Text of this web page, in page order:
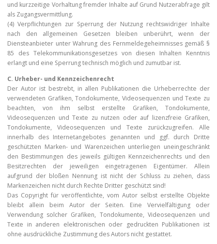
und kurzzeitige Vorhaltung fremder Inhalte auf Grund Nutzerabfrage gilt
als Zugangsvermittlung.
(4) Verpflichtungen zur Sperrung der Nutzung rechtswidriger Inhalte
nach den allgemeinen Gesetzen bleiben unberührt, wenn der
Diensteanbieter unter Wahrung des Fernmeldegeheimnisses gemäß §
85 des Telekommunikationsgesetzes von diesen Inhalten Kenntnis
erlangt und eine Sperrung technisch möglich und zumutbar ist.
C. Urheber- und Kennzeichenrecht
Der Autor ist bestrebt, in allen Publikationen die Urheberrechte der
verwendeten Grafiken, Tondokumente, Videosequenzen und Texte zu
beachten, von ihm selbst erstellte Grafiken, Tondokumente,
Videosequenzen und Texte zu nutzen oder auf lizenzfreie Grafiken,
Tondokumente, Videosequenzen und Texte zurückzugreifen. Alle
innerhalb des Internetangebotes genannten und ggf. durch Dritte
geschützten Marken- und Warenzeichen unterliegen uneingeschränkt
den Bestimmungen des jeweils gültigen Kennzeichenrechts und den
Besitzrechten der jeweiligen eingetragenen Eigentümer. Allein
aufgrund der bloßen Nennung ist nicht der Schluss zu ziehen, dass
Markenzeichen nicht durch Rechte Dritter geschützt sind!
Das Copyright für veröffentlichte, vom Autor selbst erstellte Objekte
bleibt allein beim Autor der Seiten. Eine Vervielfältigung oder
Verwendung solcher Grafiken, Tondokumente, Videosequenzen und
Texte in anderen elektronischen oder gedruckten Publikationen ist
ohne ausdrückliche Zustimmung des Autors nicht gestattet.